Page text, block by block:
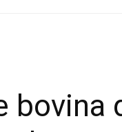
bovina